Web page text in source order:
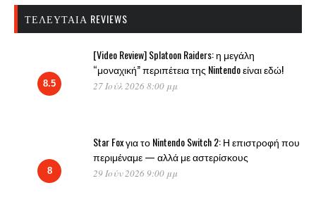
ΤΕΛΕΥΤΑΊΑ REVIEWS
8.5
[Video Review] Splatoon Raiders: η μεγάλη
“μοναχική” περιπέτεια της Nintendo είναι εδώ!
27 Ιούλ 2026 8:00 μμ
8
Star Fox για το Nintendo Switch 2: Η επιστροφή που
περιμέναμε — αλλά με αστερίσκους
29 Ιούν 2026 9:00 μμ